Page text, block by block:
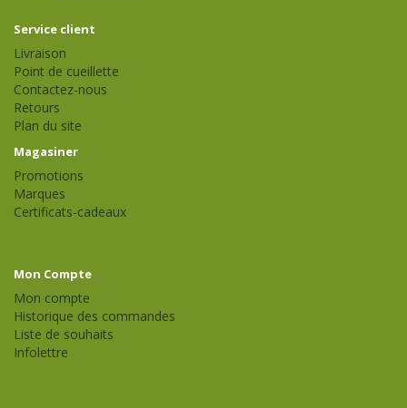
Service client
Livraison
Point de cueillette
Contactez-nous
Retours
Plan du site
Magasiner
Promotions
Marques
Certificats-cadeaux
Mon Compte
Mon compte
Historique des commandes
Liste de souhaits
Infolettre